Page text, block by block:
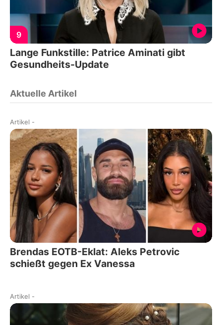
9
Lange Funkstille: Patrice Aminati gibt
Gesundheits-Update
Aktuelle Artikel
Artikel -
Brendas EOTB-Eklat: Aleks Petrovic
schießt gegen Ex Vanessa
Artikel -